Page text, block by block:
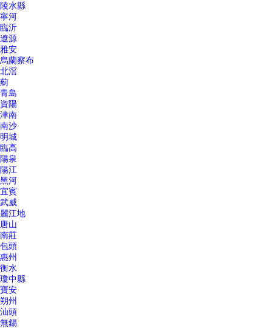
陵水縣
寧河
臨沂
遼源
雅安
烏蘭察布
北滘
薊
青島
資陽
津南
南沙
明城
臨高
陽泉
陽江
黑河
宜賓
武威
麗江地
唐山
南莊
包頭
惠州
衡水
瓊中縣
寶安
朔州
汕頭
無錫